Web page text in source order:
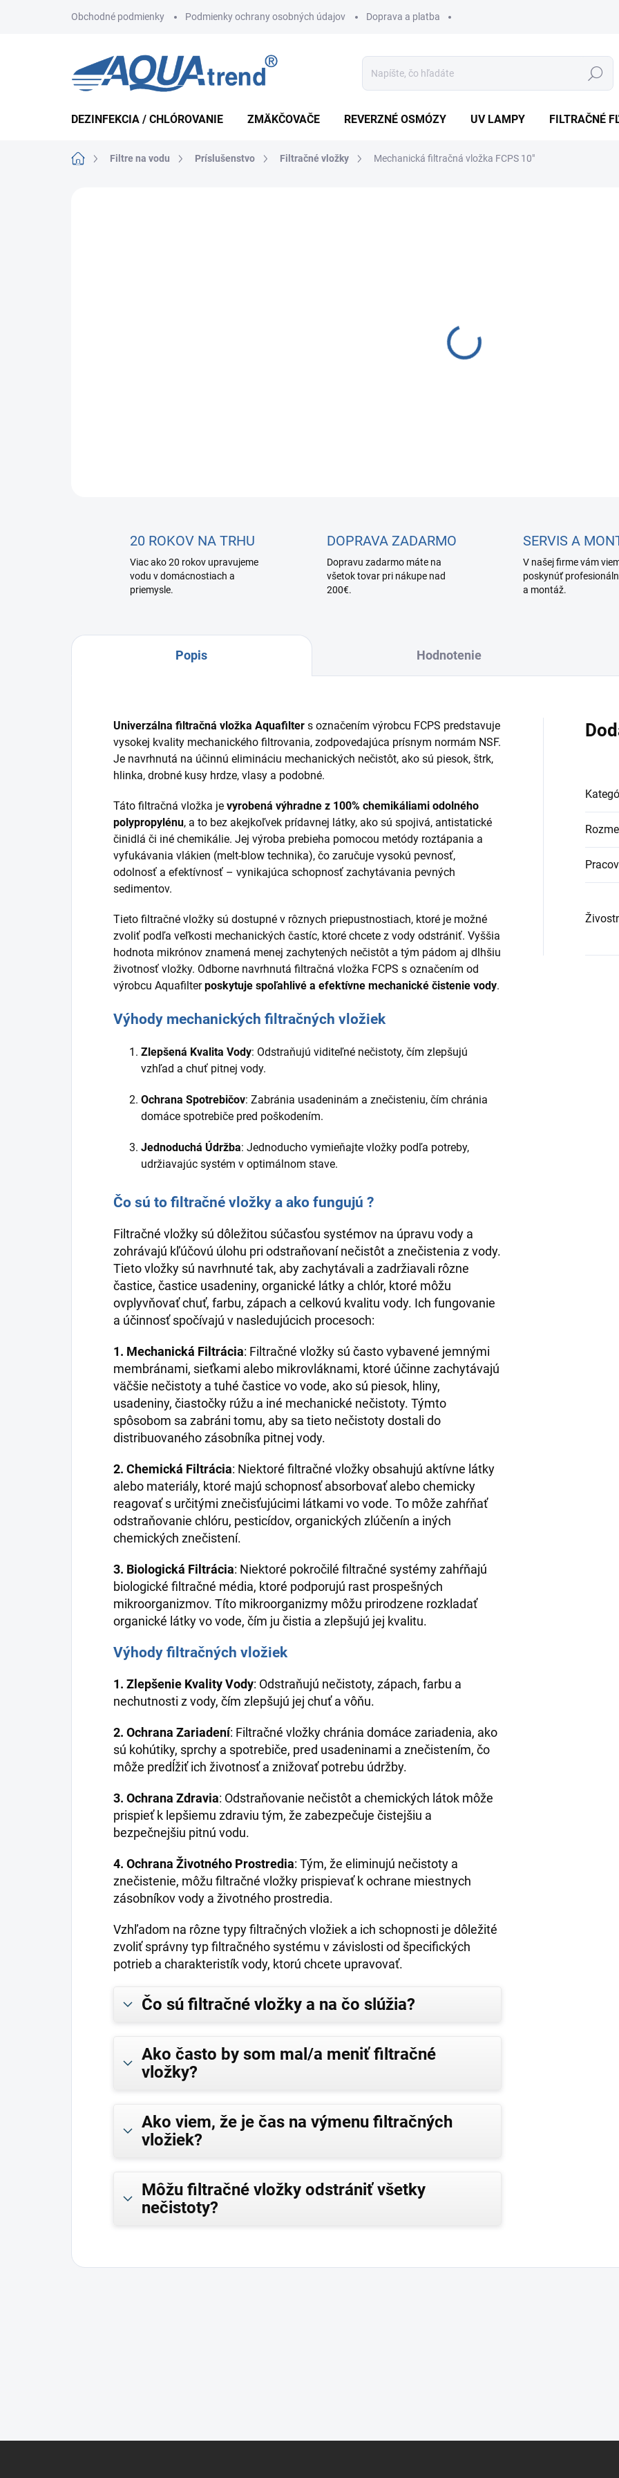
Obchodné podmienky Podmienky ochrany osobných údajov Doprava a platba
Hľadať
DEZINFEKCIA / CHLÓROVANIE ZMÄKČOVAČE REVERZNÉ OSMÓZY UV LAMPY FILTRAČNÉ
DomovFiltre na vodu Príslušenstvo Filtračné vložky Mechanická filtračná vložka FCPS 10"
20 ROKOV NA TRHU
Viac ako 20 rokov upravujeme
vodu v domácnostiach a
priemysle.
DOPRAVA ZADARMO
Dopravu zadarmo máte na
všetok tovar pri nákupe nad
200€.
SERVIS A
V našej firme vám
poskynúť
a montáž.
Popis Hodnotenie
Univerzálna filtračná vložka Aquafilter s označením výrobcu FCPS predstavuje
vysokej kvality mechanického filtrovania, zodpovedajúca prísnym normám NSF.
Je navrhnutá na účinnú elimináciu mechanických nečistôt, ako sú piesok, štrk,
hlinka, drobné kusy hrdze, vlasy a podobné.
Táto filtračná vložka je vyrobená výhradne z 100% chemikáliami odolného
polypropylénu, a to bez akejkoľvek prídavnej látky, ako sú spojivá, antistatické
činidlá či iné chemikálie. Jej výroba prebieha pomocou metódy roztápania a
vyfukávania vlákien (melt-blow technika), čo zaručuje vysokú pevnosť,
odolnosť a efektívnosť – vynikajúca schopnosť zachytávania pevných
sedimentov.
Tieto filtračné vložky sú dostupné v rôznych priepustnostiach, ktoré je možné
zvoliť podľa veľkosti mechanických častíc, ktoré chcete z vody odstrániť. Vyššia
hodnota mikrónov znamená menej zachytených nečistôt a tým pádom aj dlhšiu
životnosť vložky. Odborne navrhnutá filtračná vložka FCPS s označením od
výrobcu Aquafilterposkytuje spoľahlivé a efektívne mechanické čistenie vody.
Výhody mechanických filtračných vložiek
Zlepšená Kvalita Vody: Odstraňujú viditeľné nečistoty, čím zlepšujú
vzhľad a chuť pitnej vody.
Ochrana Spotrebičov: Zabránia usadeninám a znečisteniu, čím chránia
domáce spotrebiče pred poškodením.
Jednoduchá Údržba: Jednoducho vymieňajte vložky podľa potreby,
udržiavajúc systém v optimálnom stave.
Čo sú to filtračné vložky a ako fungujú ?
Filtračné vložky sú dôležitou súčasťou systémov na úpravu vody a
zohrávajú kľúčovú úlohu pri odstraňovaní nečistôt a znečistenia z vody.
Tieto vložky sú navrhnuté tak, aby zachytávali a zadržiavali rôzne
častice, častice usadeniny, organické látky a chlór, ktoré môžu
ovplyvňovať chuť, farbu, zápach a celkovú kvalitu vody. Ich fungovanie
a účinnosť spočívajú v nasledujúcich procesoch:
1. Mechanická Filtrácia: Filtračné vložky sú často vybavené jemnými
membránami, sieťkami alebo mikrovláknami, ktoré účinne zachytávajú
väčšie nečistoty a tuhé častice vo vode, ako sú piesok, hliny,
usadeniny, čiastočky rúžu a iné mechanické nečistoty. Týmto
spôsobom sa zabráni tomu, aby sa tieto nečistoty dostali do
distribuovaného zásobníka pitnej vody.
2. Chemická Filtrácia: Niektoré filtračné vložky obsahujú aktívne látky
alebo materiály, ktoré majú schopnosť absorbovať alebo chemicky
reagovať s určitými znečisťujúcimi látkami vo vode. To môže zahŕňať
odstraňovanie chlóru, pesticídov, organických zlúčenín a iných
chemických znečistení.
3. Biologická Filtrácia: Niektoré pokročilé filtračné systémy zahŕňajú
biologické filtračné média, ktoré podporujú rast prospešných
mikroorganizmov. Títo mikroorganizmy môžu prirodzene rozkladať
organické látky vo vode, čím ju čistia a zlepšujú jej kvalitu.
Výhody filtračných vložiek
1. Zlepšenie Kvality Vody: Odstraňujú nečistoty, zápach, farbu a
nechutnosti z vody, čím zlepšujú jej chuť a vôňu.
2. Ochrana Zariadení: Filtračné vložky chránia domáce zariadenia, ako
sú kohútiky, sprchy a spotrebiče, pred usadeninami a znečistením, čo
môže predĺžiť ich životnosť a znižovať potrebu údržby.
3. Ochrana Zdravia: Odstraňovanie nečistôt a chemických látok môže
prispieť k lepšiemu zdraviu tým, že zabezpečuje čistejšiu a
bezpečnejšiu pitnú vodu.
4. Ochrana Životného Prostredia: Tým, že eliminujú nečistoty a
znečistenie, môžu filtračné vložky prispievať k ochrane miestnych
zásobníkov vody a životného prostredia.
Vzhľadom na rôzne typy filtračných vložiek a ich schopnosti je dôležité
zvoliť správny typ filtračného systému v závislosti od špecifických
potrieb a charakteristík vody, ktorú chcete upravovať.
Čo sú filtračné vložky a na čo slúžia?
Ako často by som mal/a meniť filtračné
vložky?
Ako viem, že je čas na výmenu filtračných
vložiek?
Môžu filtračné vložky odstrániť všetky
nečistoty?